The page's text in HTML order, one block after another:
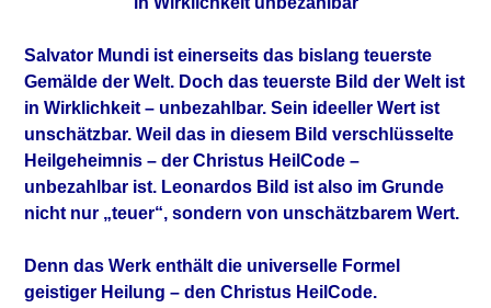
Salvator Mundi ist einerseits das bislang teuerste
Gemälde der Welt. Doch das teuerste Bild der Welt ist
in Wirklichkeit – unbezahlbar. Sein ideeller Wert ist
unschätzbar. Weil das in diesem Bild verschlüsselte
Heilgeheimnis – der Christus HeilCode –
unbezahlbar ist. Leonardos Bild ist also im Grunde
nicht nur „teuer“, sondern von unschätzbarem Wert.
Denn das Werk enthält die universelle Formel
geistiger Heilung – den Christus HeilCode.